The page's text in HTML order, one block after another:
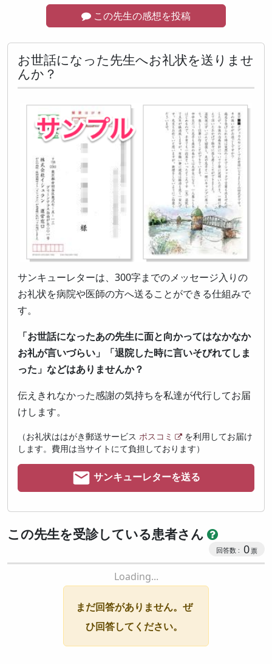
この先生の感想を投稿
お世話になった先生へお礼状を送りませ
んか？
サンキューレターは、300字までのメッセージ入りの
お礼状を病院や医師の方へ送ることができる仕組みで
す。
「お世話になったあの先生に面と向かってはなかなか
お礼が言いづらい」「退院した時に言いそびれてしま
った」などはありませんか？
伝えきれなかった感謝の気持ちを私達が代行してお届
けします。
（お礼状ははがき郵送サービス ポスコミ
を利用してお届け
します。費用は当サイトにて負担しております）
サンキューレターを送る
この先生を受診している患者さん
0
Loading...
まだ回答がありません。ぜ
ひ回答してください。